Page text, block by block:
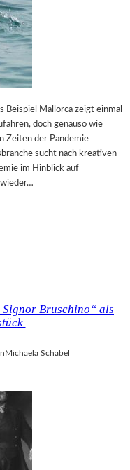
I
E
L
E
N
D
S
L
A
N
D
E
T
R
N
E
R
E
N
T
H
L
L
U
N
G
S
B
U
P
O
T
Beispiel Mallorca zeigt einmal
doch genauso wie
Zeiten der Pandemie
sucht nach kreativen
im Hinblick auf
Bruschino“ als
Michaela Schabel